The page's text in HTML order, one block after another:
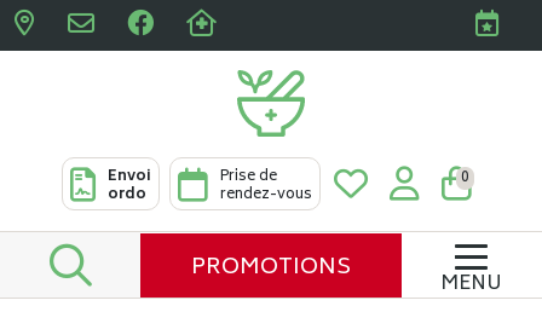
Pharmacies Clabots &
Envoi
ordo
Prise de
rendez-vous
0
PROMOTIONS MENU